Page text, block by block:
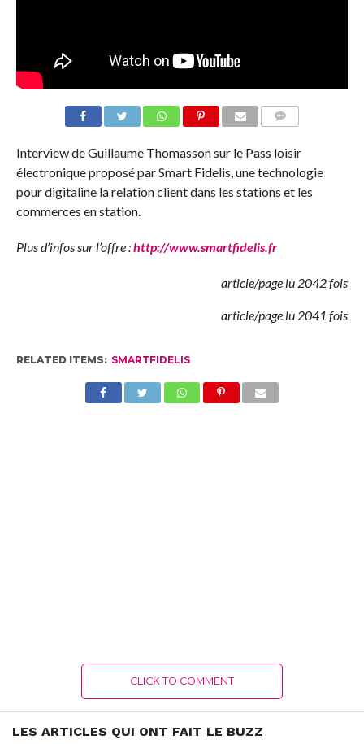
Interview de Guillaume Thomasson sur le Pass loisir
électronique proposé par Smart Fidelis, une technologie
pour digitaline la relation client dans les stations et les
commerces en station.
Plus d’infos sur l’offre :http://www.smartfidelis.fr
article/page lu 2042 fois
article/page lu 2041 fois
RELATED ITEMS: SMARTFIDELIS
CLICK TO COMMENT
LES ARTICLES QUI ONT FAIT LE BUZZ